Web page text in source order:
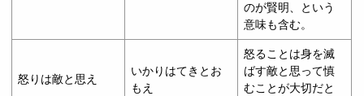
のが賢明、という
意味も含む。
怒りは敵と思え
いかりはてきとお
もえ
怒ることは身を滅
ばす敵と思って慎
むことが大切だと